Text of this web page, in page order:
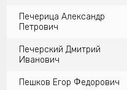
Печерица Александр
Петрович
Печерский Дмитрий
Иванович
Пешков Егор Федорович